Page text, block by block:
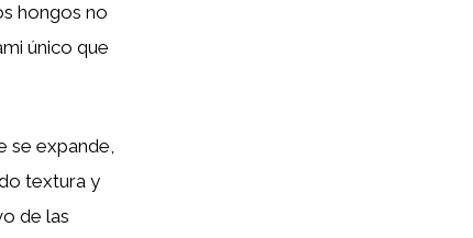
hongos no
único que
se expande,
textura y
de las